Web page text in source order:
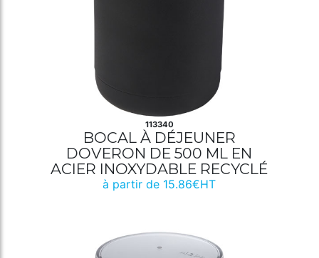
113340
BOCAL À DÉJEUNER
DOVERON DE 500 ML EN
ACIER INOXYDABLE RECYCLÉ
à partir de 15.86€HT